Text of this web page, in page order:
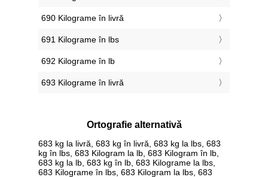
690 Kilograme în livră
691 Kilograme în lbs
692 Kilograme în lb
693 Kilograme în livră
Ortografie alternativă
683 kg la livră, 683 kg în livră, 683 kg la lbs, 683
kg în lbs, 683 Kilogram la lb, 683 Kilogram în lb,
683 kg la lb, 683 kg în lb, 683 Kilograme la lbs,
683 Kilograme în lbs, 683 Kilogram la lbs, 683